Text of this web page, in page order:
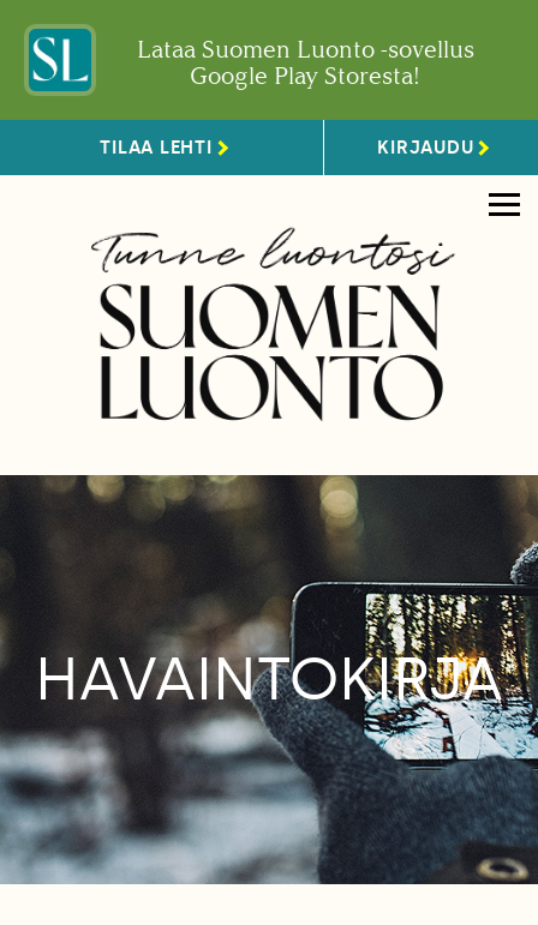
Lataa Suomen Luonto -sovellus
Google Play Storesta!
TILAA LEHTI KIRJAUDU
HAVAINTOKIRJA